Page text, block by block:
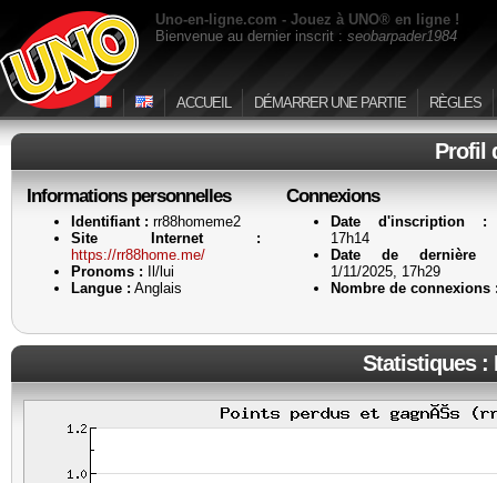
Uno-en-ligne.com - Jouez à UNO® en ligne !
Bienvenue au dernier inscrit : seobarpader1984
ACCUEIL DÉMARRER UNE PARTIE RÈGLES
Profil
Informations personnelles
Identifiant : rr88homeme2
Site Internet :
https://rr88home.me/
Pronoms : Il/lui
Langue : Anglais
Connexions
Date d'inscription :
17h14
Date de dernière
1/11/2025, 17h29
Nombre de connexions
Statistiques :